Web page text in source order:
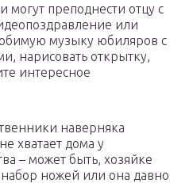
могут преподнести отцу с
или
музыку юбиляров с
нарисовать открытку,
интересное
наверняка
хватает дома у
– может быть, хозяйке
ножей или она давно